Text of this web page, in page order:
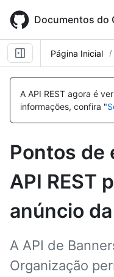
main
content
Documentos do
Página Inicial
A API REST agora é
informações, confira "
Pontos de
API REST
anúncio
A API de
Organização
Nome,
Tipo,
Descrição
Nome,
Tipo,
Descrição
Nome,
Tipo,
Descrição
Nome,
Tipo,
Descrição
Nome,
Tipo,
Descrição
Nome,
Tipo,
Descrição
Nome,
Tipo,
Descrição